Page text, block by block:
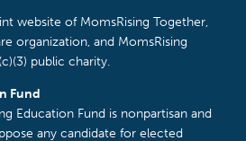
website of MomsRising Together,
organization, and MomsRising
public charity.
Fund
Education Fund is nonpartisan and
any candidate for elected